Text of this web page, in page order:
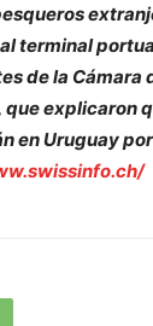
terminal
de la Cámara
explicaron
en Uruguay